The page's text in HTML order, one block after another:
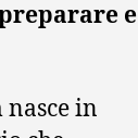
e
nasce in